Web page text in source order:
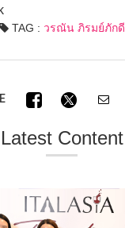
TAG : วรณัน ภิรมย์ภักดี
Latest Content